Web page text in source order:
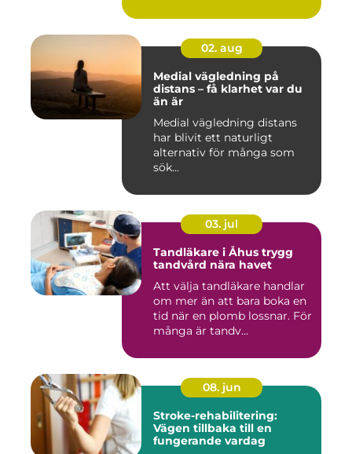
02. aug
Medial vägledning på
distans – få klarhet var du
än är
Medial vägledning distans
har blivit ett naturligt
alternativ för många som
sök...
03. jul
Tandläkare i Åhus trygg
tandvård nära havet
Att välja tandläkare handlar
om mer än att bara boka en
tid när en plomb lossnar. För
många är tandv...
08. jun
Stroke-rehabilitering:
Vägen tillbaka till en
fungerande vardag